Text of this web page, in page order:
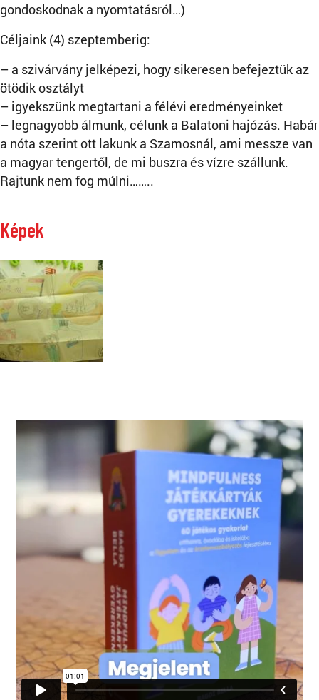
gondoskodnak a nyomtatásról…)
Céljaink (4) szeptemberig:
– a szivárvány jelképezi, hogy sikeresen befejeztük az
ötödik osztályt
– igyekszünk megtartani a félévi eredményeinket
– legnagyobb álmunk, célunk a Balatoni hajózás. Habár
a nóta szerint ott lakunk a Szamosnál, ami messze van
a magyar tengertől, de mi buszra és vízre szállunk.
Rajtunk nem fog múlni……..
Képek